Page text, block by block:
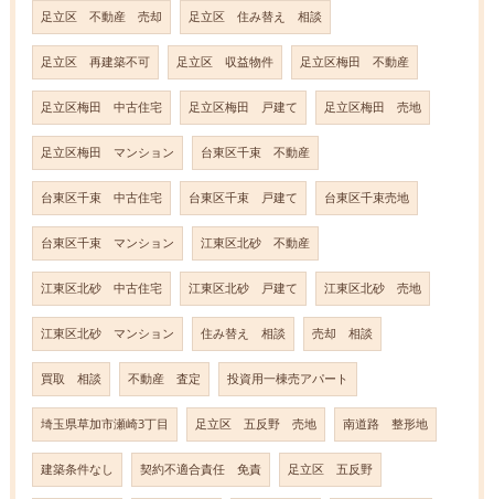
足立区 不動産 売却 足立区 住み替え 相談
足立区 再建築不可 足立区 収益物件 足立区梅田 不動産
足立区梅田 中古住宅 足立区梅田 戸建て 足立区梅田 売地
足立区梅田 マンション 台東区千束 不動産
台東区千束 中古住宅 台東区千束 戸建て 台東区千束売地
台東区千束 マンション 江東区北砂 不動産
江東区北砂 中古住宅 江東区北砂 戸建て 江東区北砂 売地
江東区北砂 マンション 住み替え 相談 売却 相談
買取 相談 不動産 査定 投資用一棟売アパート
埼玉県草加市瀬崎3丁目 足立区 五反野 売地 南道路 整形地
建築条件なし 契約不適合責任 免責 足立区 五反野